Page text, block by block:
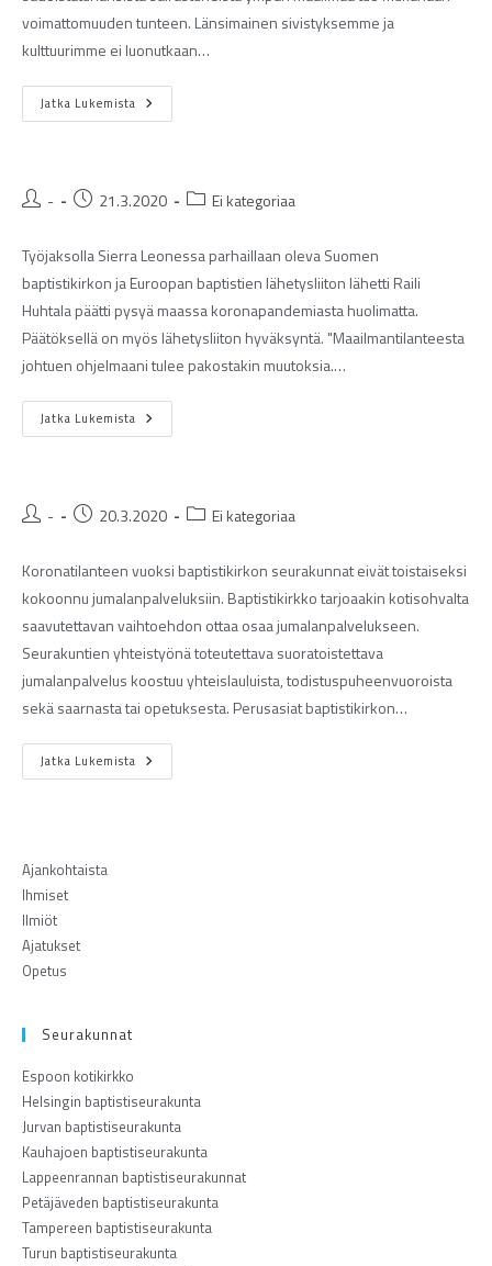
voimattomuuden tunteen. Länsimainen sivistyksemme ja
kulttuurimme ei luonutkaan…
Jatka Lukemista
- 21.3.2020 Ei kategoriaa
Työjaksolla Sierra Leonessa parhaillaan oleva Suomen
baptistikirkon ja Euroopan baptistien lähetysliiton lähetti Raili
Huhtala päätti pysyä maassa koronapandemiasta huolimatta.
Päätöksellä on myös lähetysliiton hyväksyntä. "Maailmantilanteesta
johtuen ohjelmaani tulee pakostakin muutoksia.…
Jatka Lukemista
- 20.3.2020 Ei kategoriaa
Koronatilanteen vuoksi baptistikirkon seurakunnat eivät toistaiseksi
kokoonnu jumalanpalveluksiin. Baptistikirkko tarjoaakin kotisohvalta
saavutettavan vaihtoehdon ottaa osaa jumalanpalvelukseen.
Seurakuntien yhteistyönä toteutettava suoratoistettava
jumalanpalvelus koostuu yhteislauluista, todistuspuheenvuoroista
sekä saarnasta tai opetuksesta. Perusasiat baptistikirkon…
Jatka Lukemista
Ajankohtaista
Ihmiset
Ilmiöt
Ajatukset
Opetus
Seurakunnat
Espoon kotikirkko
Helsingin baptistiseurakunta
Jurvan baptistiseurakunta
Kauhajoen baptistiseurakunta
Lappeenrannan baptistiseurakunnat
Petäjäveden baptistiseurakunta
Tampereen baptistiseurakunta
Turun baptistiseurakunta